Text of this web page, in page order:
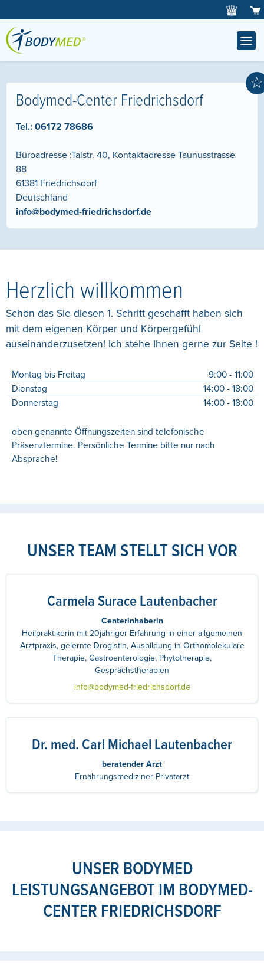
☆
Bodymed-Center Friedrichsdorf
Tel.:06172 78686
Büroadresse :Talstr. 40, Kontaktadresse Taunusstrasse
88
61381 Friedrichsdorf
Deutschland
info@bodymed-friedrichsdorf.de
Herzlich willkommen
Schön das Sie diesen 1. Schritt geschafft haben sich
mit dem eigenen Körper und Körpergefühl
auseinanderzusetzen! Ich stehe Ihnen gerne zur Seite !
Montag bis Freitag
9:00 - 11:00
Dienstag
14:00 - 18:00
Donnerstag
14:00 - 18:00
oben genannte Öffnungszeiten sind telefonische
Präsenztermine. Persönliche Termine bitte nur nach
Absprache!
UNSER TEAM STELLT SICH VOR
Carmela Surace Lautenbacher
Centerinhaberin
Heilpraktikerin mit 20jähriger Erfahrung in einer allgemeinen
Arztpraxis, gelernte Drogistin, Ausbildung in Orthomolekulare
Therapie, Gastroenterologie, Phytotherapie,
Gesprächstherapien
info@bodymed-friedrichsdorf.de
Dr. med. Carl Michael Lautenbacher
beratender Arzt
Ernährungsmediziner Privatarzt
UNSER BODYMED
LEISTUNGSANGEBOT IM BODYMED-
CENTER FRIEDRICHSDORF